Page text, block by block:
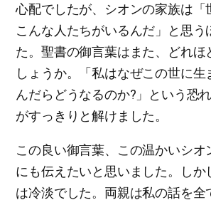
心配でしたが、シオンの家族は「
こんな人たちがいるんだ」と思う
た。聖書の御言葉はまた、どれほ
しょうか。「私はなぜこの世に生
んだらどうなるのか?」という恐
がすっきりと解けました。
この良い御言葉、この温かいシオ
にも伝えたいと思いました。しか
は冷淡でした。両親は私の話を全